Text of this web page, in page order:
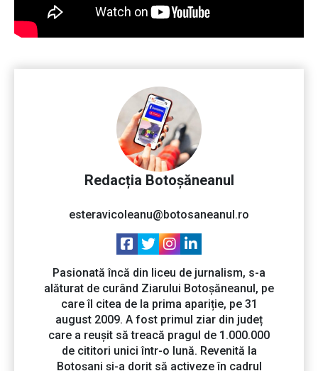
Redacția Botoșăneanul
esteravicoleanu@botosaneanul.ro
Pasionată încă din liceu de jurnalism, s-a
alăturat de curând Ziarului Botoșăneanul, pe
care îl citea de la prima apariție, pe 31
august 2009. A fost primul ziar din județ
care a reușit să treacă pragul de 1.000.000
de cititori unici într-o lună. Revenită la
Botoșani și-a dorit să activeze în cadrul